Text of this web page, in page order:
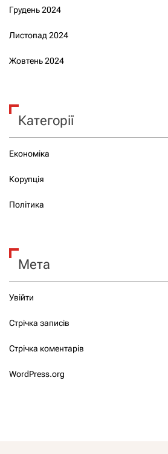
Грудень 2024
Листопад 2024
Жовтень 2024
Категорії
Економіка
Корупція
Політика
Мета
Увійти
Стрічка записів
Стрічка коментарів
WordPress.org